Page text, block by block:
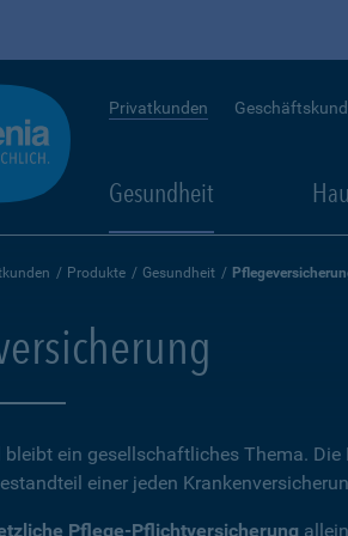
Privatkunden
Gesundheit
Produkte Gesundheit
bleibt ein gesellschaftliches Thema.
einer jeden
Pflege-Pflichtversicherung